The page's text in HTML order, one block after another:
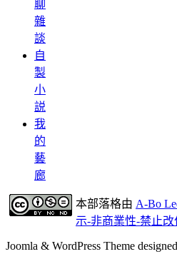
聊
雜
談
自
製
小
説
我
的
藝
廊
本部落格由 A-Bo
示-非商業性-禁止
Joomla & WordPress Theme